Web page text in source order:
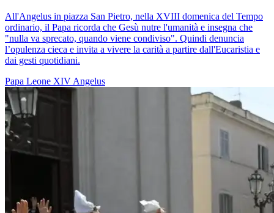
All'Angelus in piazza San Pietro, nella XVIII domenica del Tempo
ordinario, il Papa ricorda che Gesù nutre l'umanità e insegna che
"nulla va sprecato, quando viene condiviso". Quindi denuncia
l’opulenza cieca e invita a vivere la carità a partire dall'Eucaristia e
dai gesti quotidiani.
Papa Leone XIV Angelus